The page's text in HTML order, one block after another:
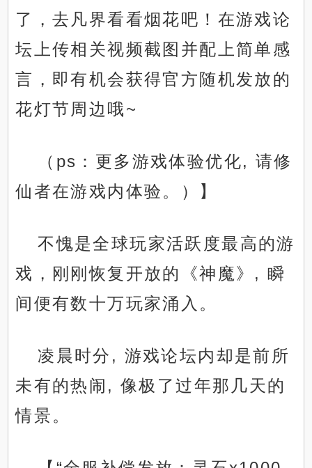
了，去凡界看看烟花吧！在游戏论
坛上传相关视频截图并配上简单感
言，即有机会获得官方随机发放的
花灯节周边哦~
（ps：更多游戏体验优化, 请修
仙者在游戏内体验。）】
不愧是全球玩家活跃度最高的游
戏，刚刚恢复开放的《神魔》, 瞬
间便有数十万玩家涌入。
凌晨时分, 游戏论坛内却是前所
未有的热闹, 像极了过年那几天的
情景。